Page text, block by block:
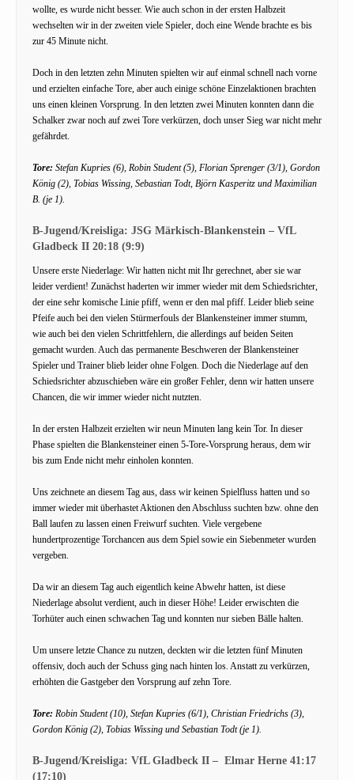
wollte, es wurde nicht besser. Wie auch schon in der ersten Halbzeit
wechselten wir in der zweiten viele Spieler, doch eine Wende brachte es bis
zur 45 Minute nicht.
Doch in den letzten zehn Minuten spielten wir auf einmal schnell nach vorne
und erzielten einfache Tore, aber auch einige schöne Einzelaktionen brachten
uns einen kleinen Vorsprung. In den letzten zwei Minuten konnten dann die
Schalker zwar noch auf zwei Tore verkürzen, doch unser Sieg war nicht mehr
gefährdet.
Tore: Stefan Kupries (6), Robin Student (5), Florian Sprenger (3/1), Gordon
König (2), Tobias Wissing, Sebastian Todt, Björn Kasperitz und Maximilian
B. (je 1).
B-Jugend/Kreisliga: JSG Märkisch-Blankenstein – VfL
Gladbeck II 20:18 (9:9)
Unsere erste Niederlage: Wir hatten nicht mit Ihr gerechnet, aber sie war
leider verdient! Zunächst haderten wir immer wieder mit dem Schiedsrichter,
der eine sehr komische Linie pfiff, wenn er den mal pfiff. Leider blieb seine
Pfeife auch bei den vielen Stürmerfouls der Blankensteiner immer stumm,
wie auch bei den vielen Schrittfehlern, die allerdings auf beiden Seiten
gemacht wurden. Auch das permanente Beschweren der Blankensteiner
Spieler und Trainer blieb leider ohne Folgen. Doch die Niederlage auf den
Schiedsrichter abzuschieben wäre ein großer Fehler, denn wir hatten unsere
Chancen, die wir immer wieder nicht nutzten.
In der ersten Halbzeit erzielten wir neun Minuten lang kein Tor. In dieser
Phase spielten die Blankensteiner einen 5-Tore-Vorsprung heraus, dem wir
bis zum Ende nicht mehr einholen konnten.
Uns zeichnete an diesem Tag aus, dass wir keinen Spielfluss hatten und so
immer wieder mit überhastet Aktionen den Abschluss suchten bzw. ohne den
Ball laufen zu lassen einen Freiwurf suchten. Viele vergebene
hundertprozentige Torchancen aus dem Spiel sowie ein Siebenmeter wurden
vergeben.
Da wir an diesem Tag auch eigentlich keine Abwehr hatten, ist diese
Niederlage absolut verdient, auch in dieser Höhe! Leider erwischten die
Torhüter auch einen schwachen Tag und konnten nur sieben Bälle halten.
Um unsere letzte Chance zu nutzen, deckten wir die letzten fünf Minuten
offensiv, doch auch der Schuss ging nach hinten los. Anstatt zu verkürzen,
erhöhten die Gastgeber den Vorsprung auf zehn Tore.
Tore: Robin Student (10), Stefan Kupries (6/1), Christian Friedrichs (3),
Gordon König (2), Tobias Wissing und Sebastian Todt (je 1).
B-Jugend/Kreisliga: VfL Gladbeck II – Elmar Herne 41:17
(17:10)